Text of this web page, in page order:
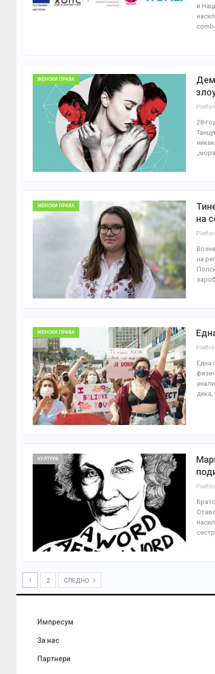
и
ЖЕНСКИ ПРАВА
28-
ЖЕНСКИ ПРАВА
на
на
ЖЕНСКИ ПРАВА
Една
дека,
КУЛТУРА
1 2 СЛЕДНО
Импресум
За нас
Партнери